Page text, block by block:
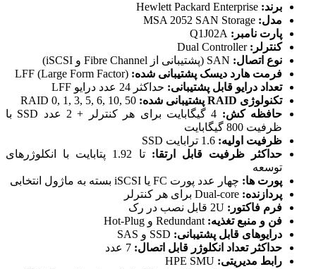
برند:
مدل:
پارت نامبر:
کنترلر: Dual Controller
نوع اتصال:
فرمت هارد دیسک پشتیبانی شده:
تعداد درایو قابل پشتیبانی: حداکثر 24 عدد درایو LFF
تکنولوژی RAID پشتیبانی شده:
حافظه کش:
4 گیگابایت برای هر کنترلر + 2 عدد SSD با
ظرفیت 800 گیگابایت
ظرفیت اولیه:
حداکثر ظرفیت قابل ارتقا:
تا 1.92 پتابایت با انکلوژرهای
توسعه
پورت ها: چهار عدد پورت FC یا iSCSI بسته به ماژول انتخابی
پردازنده:
فرم فاکتور:
فن و منبع تغذیه: Redundant و Hot-Plug
درایوهای قابل پشتیبانی:
حداکثر تعداد انکلوژر قابل اتصال:
رابط مدیریتی: